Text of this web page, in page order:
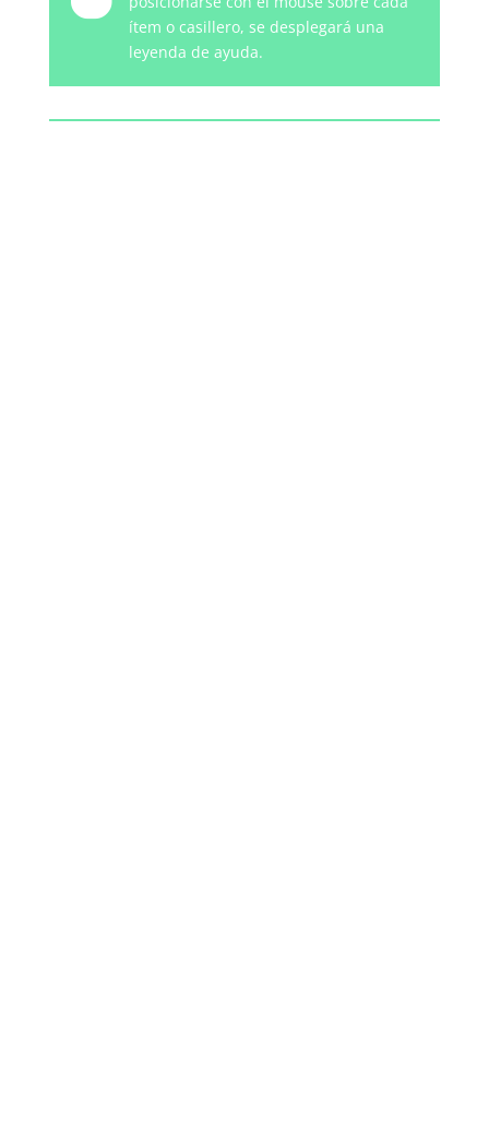
ítem o casillero, se desplegará una
leyenda de ayuda.